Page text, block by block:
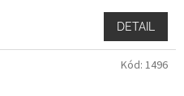
DETAIL
Kód: 1496